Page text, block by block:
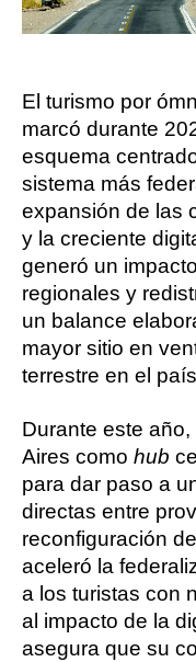
El turismo por
marcó durante
esquema
sistema más
expansión de las
y la creciente
generó un
regionales y
un balance
mayor sitio en
terrestre en el
Durante este
Aires como hub
para dar paso a
directas entre
reconfiguración
aceleró la
a los turistas con
al impacto de la
asegura que su